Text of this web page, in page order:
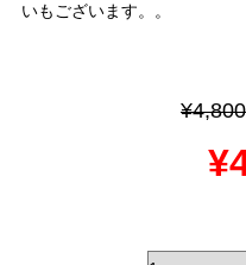
いもございます。。
¥4,800